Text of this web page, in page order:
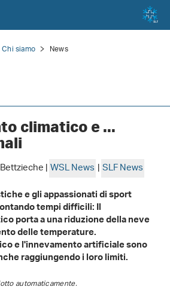
Chi siamo News
climatico e ...
|WSL News|SLF News
e gli appassionati di sport
tempi difficili: Il
porta a una riduzione della neve
delle temperature.
e l'innevamento artificiale sono
raggiungendo i loro limiti.
automaticamente.